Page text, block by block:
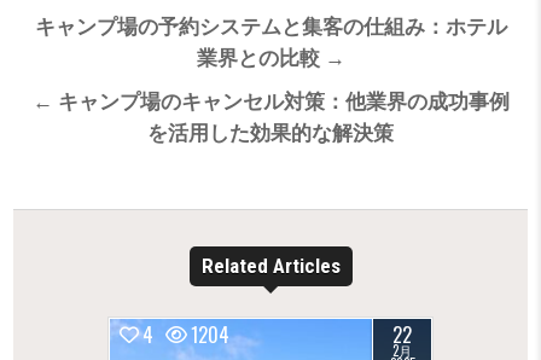
投
ナ
キャンプ場の予約システムと集客の仕組み：ホテル
業界との比較 →
← キャンプ場のキャンセル対策：他業界の成功事例
を活用した効果的な解決策
Related Articles
4 1204 22
2月